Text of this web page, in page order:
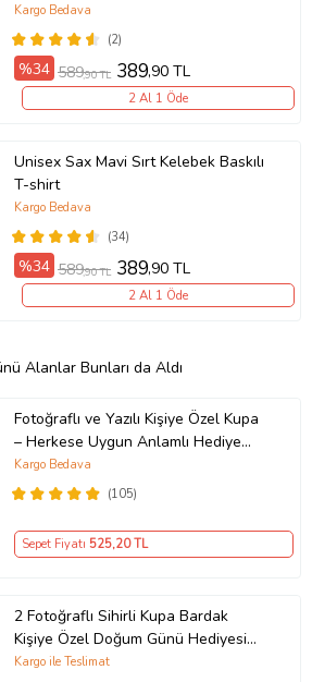
(2)
Kargo Bedava
%34 589,90 TL 389,90 TL
2 Al 1 Öde
Unisex Sax Mavi Sırt Kelebek Baskılı
T-shirt
(34)
Kargo Bedava
%34 589,90 TL 389,90 TL
2 Al 1 Öde
Alanlar Bunları da Aldı
Fotoğraflı ve Yazılı Kişiye Özel Kupa
– Herkese Uygun Anlamlı Hediye
Porselen Baskılı Kupa (Beyaz)
(105)
Kargo Bedava
Sepet Fiyatı 525,20 TL
2 Fotoğraflı Sihirli Kupa Bardak
Kişiye Özel Doğum Günü Hediyesi
Sevgiliye Hediye Anneye Babaya
Kargo ile Teslimat